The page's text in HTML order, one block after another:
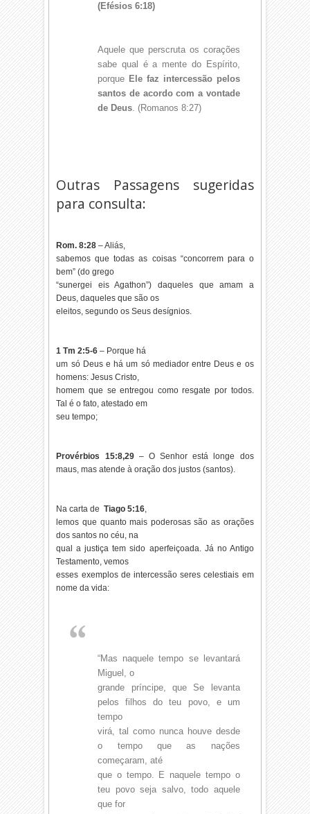
(Efésios 6:18)
Aquele que perscruta os corações
sabe qual é a mente do Espírito,
porque Ele faz intercessão pelos
santos de acordo com a vontade
de Deus. (Romanos 8:27)
Outras Passagens sugeridas
para consulta:
Rom. 8:28 – Aliás,
sabemos que todas as coisas “concorrem para o
bem” (do grego
“sunergei eis Agathon”) daqueles que amam a
Deus, daqueles que são os
eleitos, segundo os Seus desígnios.
1 Tm 2:5-6 – Porque há
um só Deus e há um só mediador entre Deus e os
homens: Jesus Cristo,
homem que se entregou como resgate por todos.
Tal é o fato, atestado em
seu tempo;
Provérbios 15:8,29– O Senhor está longe dos
maus, mas atende à oração dos justos (santos).
Na carta de Tiago 5:16,
lemos que quanto mais poderosas são as orações
dos santos no céu, na
qual a justiça tem sido aperfeiçoada. Já no Antigo
Testamento, vemos
esses exemplos de intercessão seres celestiais em
nome da vida:
“Mas naquele tempo se levantará
Miguel, o
grande príncipe, que Se levanta
pelos filhos do teu povo, e um
tempo
virá, tal como nunca houve desde
o tempo que as nações
começaram, até
que o tempo. E naquele tempo o
teu povo seja salvo, todo aquele
que for